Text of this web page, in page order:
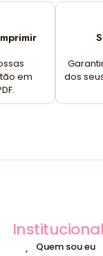
em
dos
Institucional
Quem sou eu